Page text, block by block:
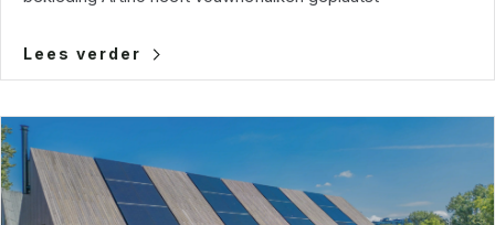
Lees verder